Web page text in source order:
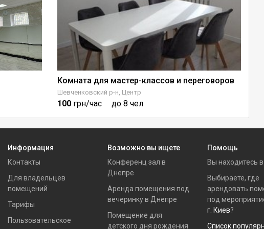
Комната для мастер-классов и переговоров
Шевченковский р-н, Центр
100 грн/час до 8 чел
Информация
Контакты
Для владельцев
помещений
Тарифы
Пользовательское
Возможно вы ищете
Конференц зал в
Днепре
Аренда помещения под
вечеринку в Днепре
Помещение для
детского дня рождения
Помощь
Вы находитесь в
Выбираете, где
арендовать
под
г. Киев?
Список